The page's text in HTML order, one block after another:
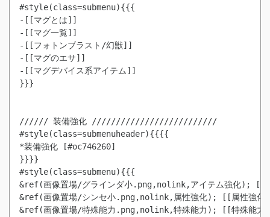
#style(class=submenu){{{
-[[マグとは]]
-[[マグ一覧]]
-[[フォトンブラスト/幻獣]]
-[[マグのエサ]]
-[[マグデバイス系アイテム]]
}}}
////// 装備強化 //////////////////////////
#style(class=submenuheader){{{{
*装備強化 [#oc746260]
}}}}
#style(class=submenu){{{
&ref(画像置場/グラインダ小.png,nolink,アイテム強化); [[
&ref(画像置場/シンセ小.png,nolink,属性強化); [[属性強
&ref(画像置場/特殊能力.png,nolink,特殊能力); [[特殊能力